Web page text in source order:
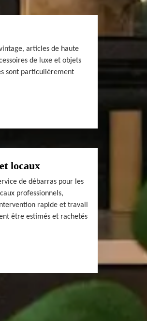
articles de haute
de luxe et objets
sont particulièrement
locaux
de débarras pour les
professionnels,
rapide et travail
être estimés et rachetés